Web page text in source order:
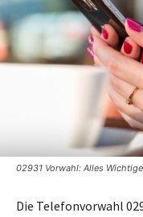
02931 Vorwahl: Alles
Die Telefonvorwahl